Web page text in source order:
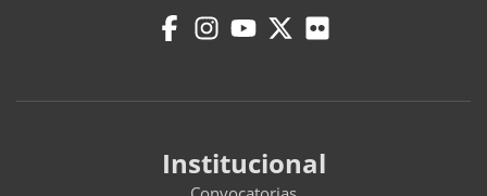
Institucional